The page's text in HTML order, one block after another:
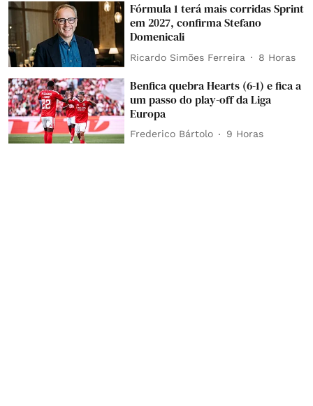
Fórmula 1 terá mais corridas Sprint
em 2027, confirma Stefano
Domenicali
Ricardo Simões Ferreira 8 Horas
Benfica quebra Hearts (6-1) e fica a
um passo do play-off da Liga
Europa
Frederico Bártolo 9 Horas